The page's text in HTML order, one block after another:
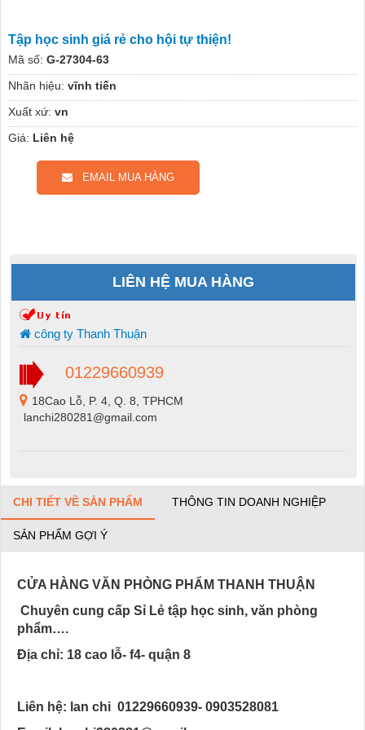
Tập học sinh giá rẻ cho hội tự thiện!
Mã số: G-27304-63
Nhãn hiệu: vĩnh tiến
Xuất xứ: vn
Giá: Liên hệ
EMAIL MUA HÀNG
LIÊN HỆ MUA HÀNG
công ty Thanh Thuận
01229660939
18Cao Lỗ, P. 4, Q. 8, TPHCM
lanchi280281@gmail.com
CHI TIẾT VỀ SẢN PHẨM THÔNG TIN DOANH NGHIỆP
SẢN PHẨM GỢI Ý
CỬA HÀNG VĂN PHÒNG PHẨM THANH THUẬN
Chuyên cung cấp Sỉ Lẻ tập học sinh, văn phòng
phẩm….
Địa chỉ: 18 cao lỗ- f4- quận 8
Liên hệ: lan chi 01229660939- 0903528081